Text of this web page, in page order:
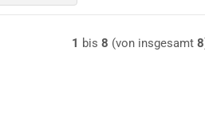
1 bis 8 (von insgesamt 8